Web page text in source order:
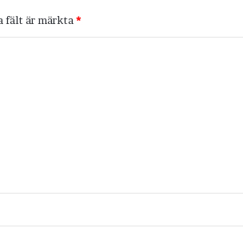
fält är märkta *